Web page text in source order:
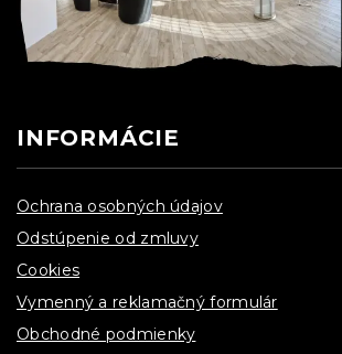
INFORMÁCIE
Ochrana osobných údajov
Odstúpenie od zmluvy
Cookies
Vymenný a reklamačný formulár
Obchodné podmienky